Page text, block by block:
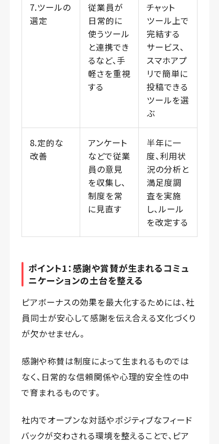
7.ツールの
選定
従業員が
日常的に
使うツール
と連携でき
るなど、手
軽さを重視
する
チャット
ツール上で
完結する
サービス、
スマホアプ
リで簡単に
投稿できる
ツールを選
ぶ
8.定的な
改善
アンケート
などで従業
員の意見
を収集し、
制度を常
に見直す
半年に一
度、利用状
況の分析と
満足度調
査を実施
し、ルール
を改定する
ポイント1：感謝や賞賛が生まれるコミュ
ニケーションの土台を整える
ピアボーナスの効果を最大化するためには、社
員同士が安心して感謝を伝え合える文化づくり
が欠かせません。
感謝や称賛は制度によって生まれるものでは
なく、 日常的な信頼関係や心理的安全性の中
で育まれるものです。
社内でオープンな対話やポジティブなフィード
バックが交わされる環境を整えることで、ピア